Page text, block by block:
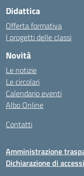
Didattica
Offerta formativa
I progetti delle classi
Novità
Le notizie
Le circolari
Calendario eventi
Albo Online
Contatti
Amministrazione
Dichiarazione di